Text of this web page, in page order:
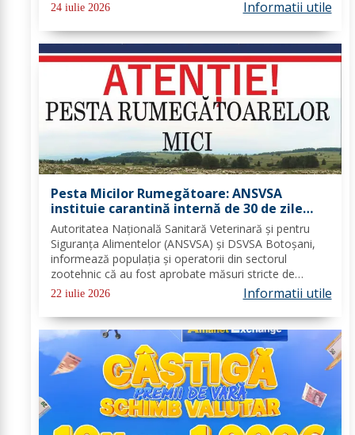
24 iulie 2026 Informatii utile
Pesta Micilor Rumegătoare: ANSVSA
instituie carantină internă de 30 de zile
pentru ovine și caprine
Autoritatea Națională Sanitară Veterinară și pentru
Siguranța Alimentelor (ANSVSA) și DSVSA Botoșani,
informează populația și operatorii din sectorul
zootehnic că au fost aprobate măsuri stricte de
urgență pe întreg teritoriul României. Decizia nr. 1,
emisă de Comitetul Național pentru Situații de...
22 iulie 2026 Informatii utile